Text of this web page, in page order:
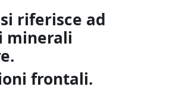
riferisce ad
minerali
frontali.